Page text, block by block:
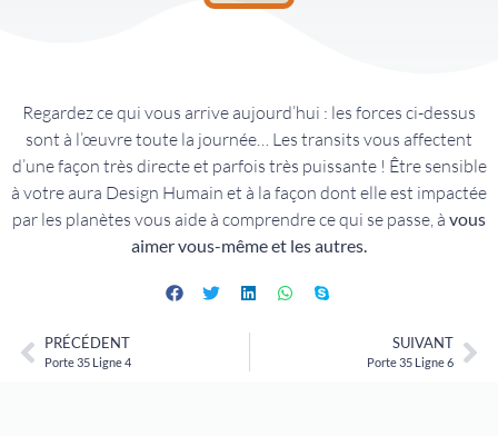
Regardez ce qui vous arrive aujourd’hui : les forces ci-dessus
sont à l’œuvre toute la journée… Les transits vous affectent
d’une façon très directe et parfois très puissante ! Être sensible
à votre aura Design Humain et à la façon dont elle est impactée
par les planètes vous aide à comprendre ce qui se passe, à vous
aimer vous-même et les autres.
PRÉCÉDENT
Porte 35 Ligne 4
SUIVANT
Porte 35 Ligne 6